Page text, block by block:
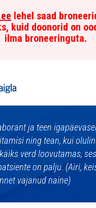
lehel saad
kuid doonorid on
ilma broneeringuta.
ja teen
ning tean, kui
verd loovutamas,
on palju. (Airi,
vajanud naine)